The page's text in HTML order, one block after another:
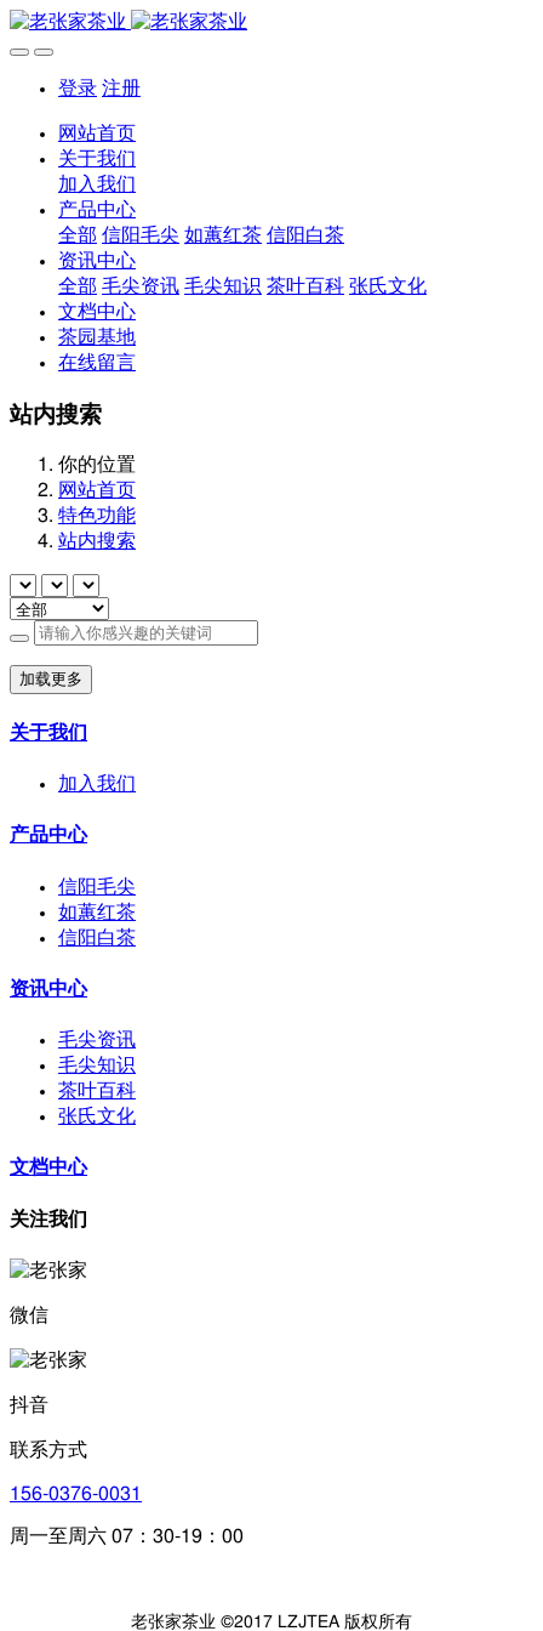
登录 注册
网站首页
关于我们
加入我们
产品中心
全部 信阳毛尖 如蕙红茶 信阳白茶
资讯中心
全部 毛尖资讯 毛尖知识 茶叶百科 张氏文化
文档中心
茶园基地
在线留言
站内搜索
你的位置
网站首页
特色功能
站内搜索
加载更多
关于我们
加入我们
产品中心
信阳毛尖
如蕙红茶
信阳白茶
资讯中心
毛尖资讯
毛尖知识
茶叶百科
张氏文化
文档中心
关注我们
微信
抖音
联系方式
156-0376-0031
周一至周六 07：30-19：00
老张家茶业 ©2017 LZJTEA 版权所有